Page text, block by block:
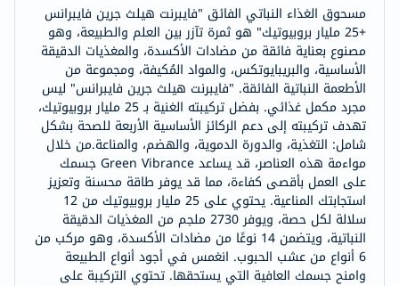
مسحوق الغذاء النباتي الفائق "فايبرنت هيلث جرين فايبرانس
+25 مليار بروبيوتيك" هو ثمرة تآزر بين العلم والطبيعة، وهو
مصنوع بعناية فائقة من مضادات الأكسدة، والمغذيات الدقيقة
الأساسية، والبريبايوتكس، والمواد المُكيفة، ومجموعة من
الأطعمة النباتية الفائقة. "فايبرنت هيلث جرين فايبرانس" ليس
مجرد مكمل غذائي. بفضل تركيبته الغنية بـ 25 مليار بروبيوتيك،
تهدف تركيبته إلى دعم الركائز الأساسية الأربعة للصحة بشكل
شامل: التغذية، والدورة الدموية، والهضم، والمناعة.من خلال
مواءمة هذه العناصر، قد يساعد Green Vibrance جسمك
على العمل بأقصى كفاءة، مما قد يوفر طاقة محسنة وتعزيز
استجابتك المناعية. يحتوي على 25 مليار بروبيوتيك من 12
سلالة لكل حصة، ويوفر 2730 ملجم من المغذيات الدقيقة
النباتية، ويتضمن 14 نوعًا من مضادات الأكسدة، وهو مركب من
6 أنواع من عشب الحبوب. انغمس في أجود أنواع الطبيعة
وامنح جسمك العافية التي يستحقها. تحتوي التركيبة على